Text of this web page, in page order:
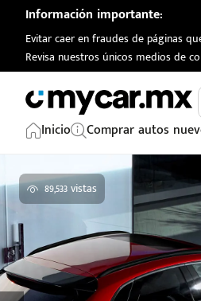
Información importante:
Evitar caer en fraudes de páginas
Revisa nuestros únicos medios de
Inicio Comprar autos
89,533 vistas